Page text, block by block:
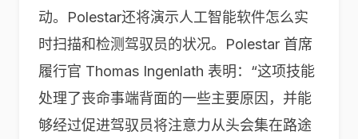
动。Polestar还将演示人工智能软件怎么实
时扫描和检测驾驭员的状况。Polestar 首席
履行官 Thomas Ingenlath 表明：“这项技能
处理了丧命事端背面的一些主要原因，并能
够经过促进驾驭员将注意力从头会集在路途